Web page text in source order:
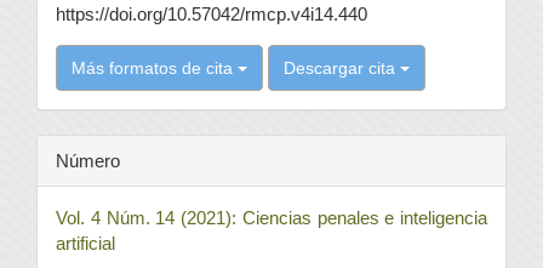
https://doi.org/10.57042/rmcp.v4i14.440
Más formatos de cita Descargar cita
Número
Vol. 4 Núm. 14 (2021): Ciencias penales e inteligencia
artificial